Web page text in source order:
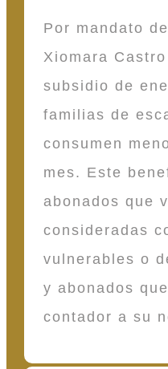
Por mandato
Xiomara
subsidio de
familias de
consumen
mes. Este
abonados que
consideradas
vulnerables o
y abonados
contador a su